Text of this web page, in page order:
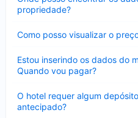
propriedade?
Como posso visualizar o
Estou inserindo os dados do
Quando vou pagar?
O hotel requer algum
antecipado?